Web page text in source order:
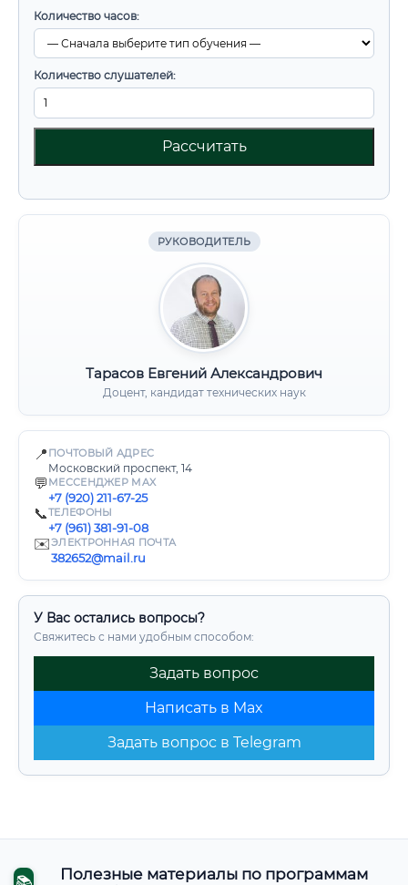
Количество часов:
Количество слушателей:
Рассчитать
РУКОВОДИТЕЛЬ
Тарасов Евгений Александрович
Доцент, кандидат технических наук
📍 ПОЧТОВЫЙ АДРЕС
Московский проспект, 14
💬 МЕССЕНДЖЕР MAX
+7 (920) 211-67-25
📞ТЕЛЕФОНЫ
+7 (961) 381-91-08
✉️ЭЛЕКТРОННАЯ ПОЧТА
382652@mail.ru
У Вас остались вопросы?
Свяжитесь с нами удобным способом:
Задать вопрос
Написать в Max
Задать вопрос в Telegram
Полезные материалы по программам